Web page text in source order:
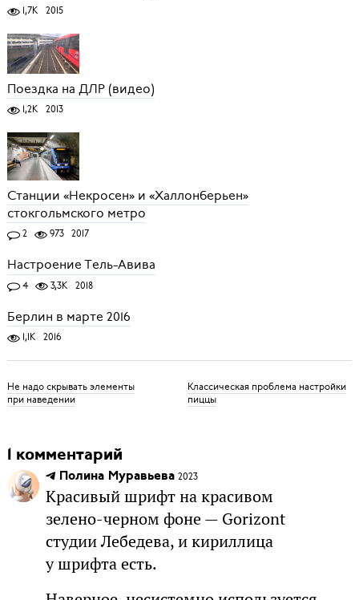
1,7K 2015
Поездка на ДЛР (видео)
1,2K 2013
Станции «Некросен» и «Халлонберьен»
стокгольмского метро
2 973 2017
Настроение Тель-Авива
4 3,3K 2018
Берлин в марте 2016
1,1K 2016
Не надо скрывать элементы
при наведении
Классическая проблема настройки
пиццы
1 комментарий
Полина Муравьева 2023
Красивый шрифт на красивом
зелено-черном фоне — Gorizont
студии Лебедева, и кириллица
у шрифта есть.